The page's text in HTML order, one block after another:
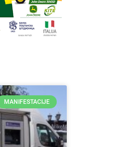
MANIFESTACIJE